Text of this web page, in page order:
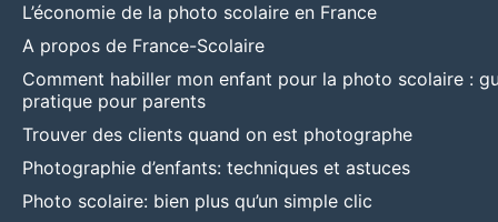
L’économie de la photo scolaire en France
A propos de France-Scolaire
Comment habiller mon enfant pour la photo scolaire :
pratique pour parents
Trouver des clients quand on est photographe
Photographie d’enfants: techniques et astuces
Photo scolaire: bien plus qu’un simple clic